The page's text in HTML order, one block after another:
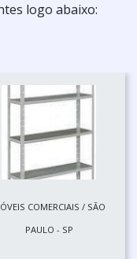
logo abaixo:
COMERCIAIS / SÃO
PAULO - SP